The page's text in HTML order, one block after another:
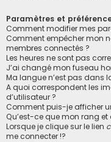
Paramètres et
Comment modifier mes
Comment empêcher mon
membres connectés ?
Les heures ne sont pas
J’ai changé mon fuseau
Ma langue n’est pas dans
A quoi correspondent les
d’utilisateur ?
Comment puis-je afficher
Qu’est-ce que mon rang
Lorsque je clique sur le lien
me connecter !?